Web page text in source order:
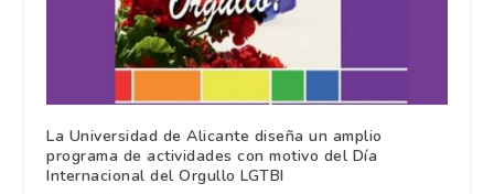
La Universidad de Alicante diseña un amplio
programa de actividades con motivo del Día
Internacional del Orgullo LGTBI